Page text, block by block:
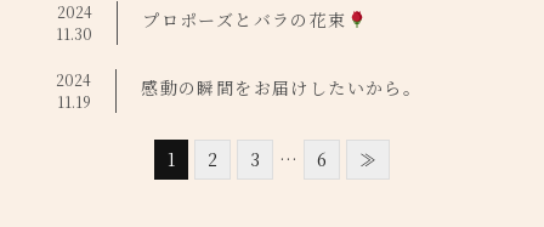
2024
11.30
プロポーズとバラの花束
2024
11.19
感動の瞬間をお届けしたいから。
1 2 3 … 6 ≫